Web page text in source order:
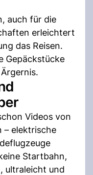
auch für die
erleichtert
das Reisen.
Gepäckstücke
Videos von
– elektrische
Startbahn,
ultraleicht und